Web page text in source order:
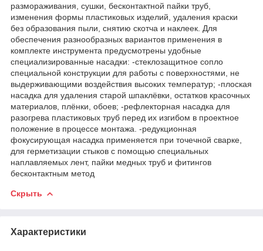
размораживания, сушки, бесконтактной пайки труб,
изменения формы пластиковых изделий, удаления краски
без образования пыли, снятию скотча и наклеек. Для
обеспечения разнообразных вариантов применения в
комплекте инструмента предусмотрены удобные
специализированные насадки: -стеклозащитное сопло
специальной конструкции для работы с поверхностями, не
выдерживающими воздействия высоких температур; -плоская
насадка для удаления старой шпаклёвки, остатков красочных
материалов, плёнки, обоев; -рефлекторная насадка для
разогрева пластиковых труб перед их изгибом в проектное
положение в процессе монтажа. -редукционная
фокусирующая насадка применяется при точечной сварке,
для герметизации стыков с помощью специальных
наплавляемых лент, пайки медных труб и фитингов
бесконтактным метод
Скрыть
Характеристики